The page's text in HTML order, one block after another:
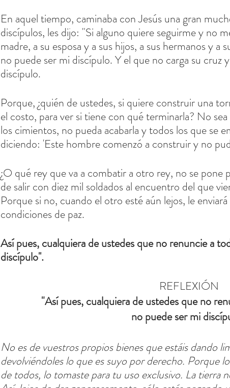
En aquel tiempo, caminaba con Jesús una gran
discípulos, les dijo: "Si alguno quiere seguirme y no
madre, a su esposa y a sus hijos, a sus hermanos y a
no puede ser mi discípulo. Y el que no carga su cruz
discípulo.
Porque, ¿quién de ustedes, si quiere construir una
el costo, para ver si tiene con qué terminarla? No
los cimientos, no pueda acabarla y todos los que se
diciendo: 'Este hombre comenzó a construir y no
¿O qué rey que va a combatir a otro rey, no se pone
de salir con diez mil soldados al encuentro del que
Porque si no, cuando el otro esté aún lejos, le
condiciones de paz.
Así pues, cualquiera de ustedes que no renuncie a
discípulo''.
REFLEXIÓN
"Así pues, cualquiera de ustedes que no
no puede ser mi
No es de vuestros propios bienes que estáis dando
devolviéndoles lo que es suyo por derecho. Porque
de todos, lo tomaste para tu uso exclusivo. La tierra